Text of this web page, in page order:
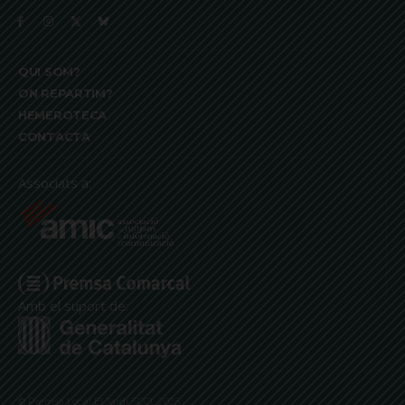
QUI SOM?
ON REPARTIM?
HEMEROTECA
CONTACTA
Associats a:
Amb el suport de:
© Premsa Local El Jardí SCCL 2025